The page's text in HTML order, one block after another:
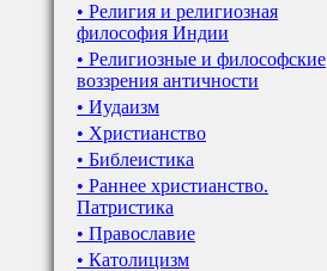
• Религия и религиозная
философия Индии
• Религиозные и философские
воззрения античности
• Иудаизм
• Христианство
• Библеистика
• Раннее христианство.
Патристика
• Православие
• Католицизм